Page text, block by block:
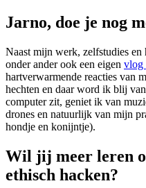
Jarno, doe je nog
Naast mijn werk, zelfstudies en
onder ander ook een eigen vlog
hartverwarmende reacties van
hechten en daar word ik blij
computer zit, geniet ik van
drones en natuurlijk van mijn
hondje en konijntje).
Wil jij meer leren
ethisch hacken?